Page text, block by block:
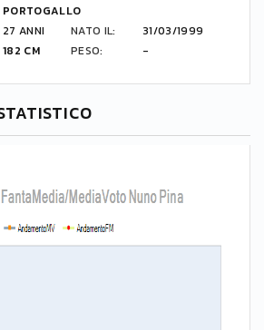
PORTOGALLO
27 ANNI NATO IL:
31/03/1999
182 CM PESO: -